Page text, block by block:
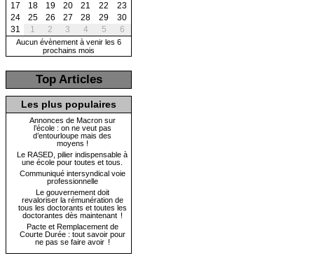
17
18 19 20 21 22
23
24
25 26 27 28 29
30
31
1 2 3 4 5 6
Aucun évènement à venir les 6
prochains mois
Top Articles
Les plus populaires
Annonces de Macron sur
l’école : on ne veut pas
d’entourloupe mais des
moyens !
Le RASED, pilier indispensable à
une école pour toutes et tous.
Communiqué intersyndical voie
professionnelle
Le gouvernement doit
revaloriser la rémunération de
tous les doctorants et toutes les
doctorantes dès maintenant !
Pacte et Remplacement de
Courte Durée : tout savoir pour
ne pas se faire avoir !